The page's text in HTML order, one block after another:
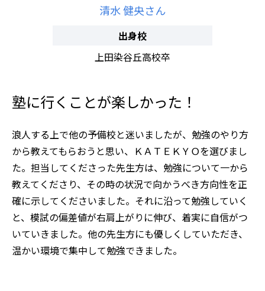
清水 健央さん
出身校
上田染谷丘高校卒
塾に行くことが楽しかった！
浪人する上で他の予備校と迷いましたが、勉強のやり方
から教えてもらおうと思い、ＫＡＴＥＫＹＯを選びまし
た。担当してくださった先生方は、勉強について一から
教えてくださり、その時の状況で向かうべき方向性を正
確に示してくださいました。それに沿って勉強していく
と、模試の偏差値が右肩上がりに伸び、着実に自信がつ
いていきました。他の先生方にも優しくしていただき、
温かい環境で集中して勉強できました。